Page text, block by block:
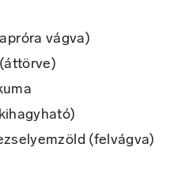
vágva)
(felvágva)